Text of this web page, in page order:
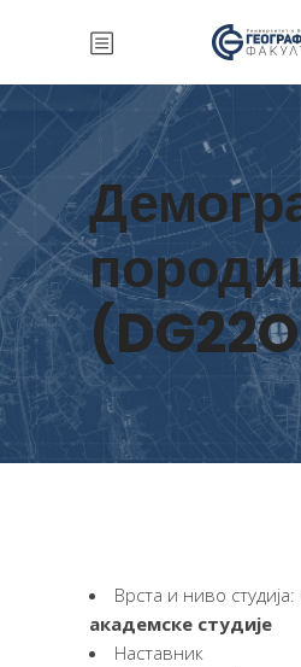
Врста и ниво студија:
академске студије
Наставник